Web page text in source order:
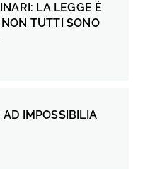
LA LEGGE È
TUTTI SONO
IMPOSSIBILIA